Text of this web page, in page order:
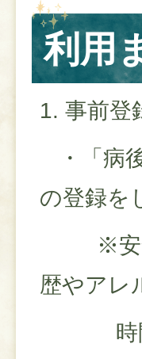
利用
1. 事前登
・「病
の登録を
※安全
歴やアレ
時間を